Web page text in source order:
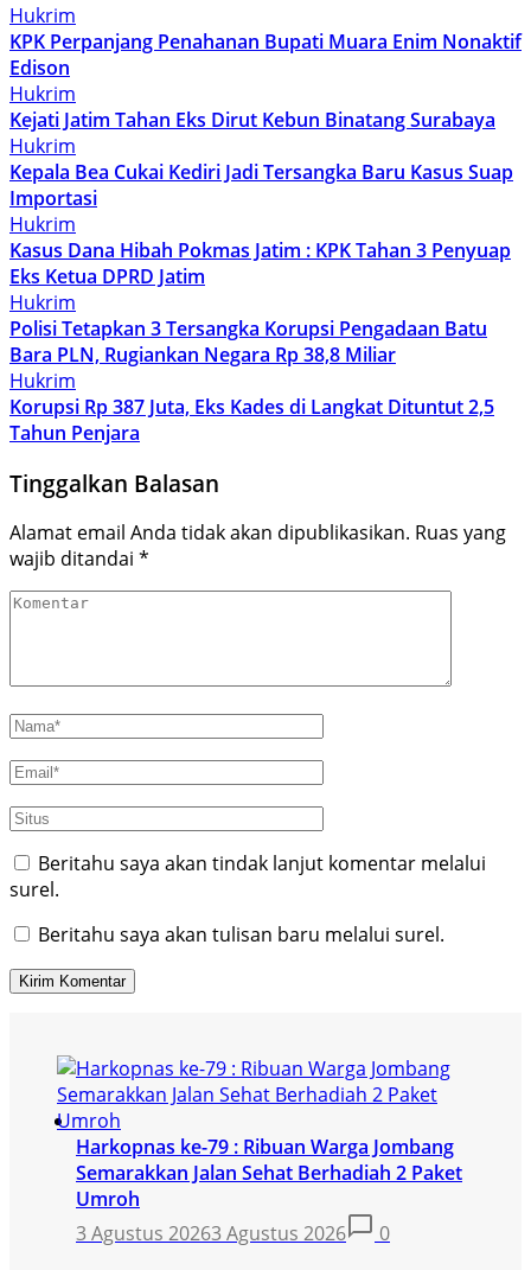
Hukrim
KPK Perpanjang Penahanan Bupati Muara Enim Nonaktif
Edison
Hukrim
Kejati Jatim Tahan Eks Dirut Kebun Binatang Surabaya
Hukrim
Kepala Bea Cukai Kediri Jadi Tersangka Baru Kasus Suap
Importasi
Hukrim
Kasus Dana Hibah Pokmas Jatim : KPK Tahan 3 Penyuap
Eks Ketua DPRD Jatim
Hukrim
Polisi Tetapkan 3 Tersangka Korupsi Pengadaan Batu
Bara PLN, Rugiankan Negara Rp 38,8 Miliar
Hukrim
Korupsi Rp 387 Juta, Eks Kades di Langkat Dituntut 2,5
Tahun Penjara
Tinggalkan Balasan
Alamat email Anda tidak akan dipublikasikan. Ruas yang
wajib ditandai *
Beritahu saya akan tindak lanjut komentar melalui
surel.
Beritahu saya akan tulisan baru melalui surel.
Harkopnas ke-79 : Ribuan Warga Jombang
Semarakkan Jalan Sehat Berhadiah 2 Paket
Umroh
3 Agustus 20263 Agustus 2026 0